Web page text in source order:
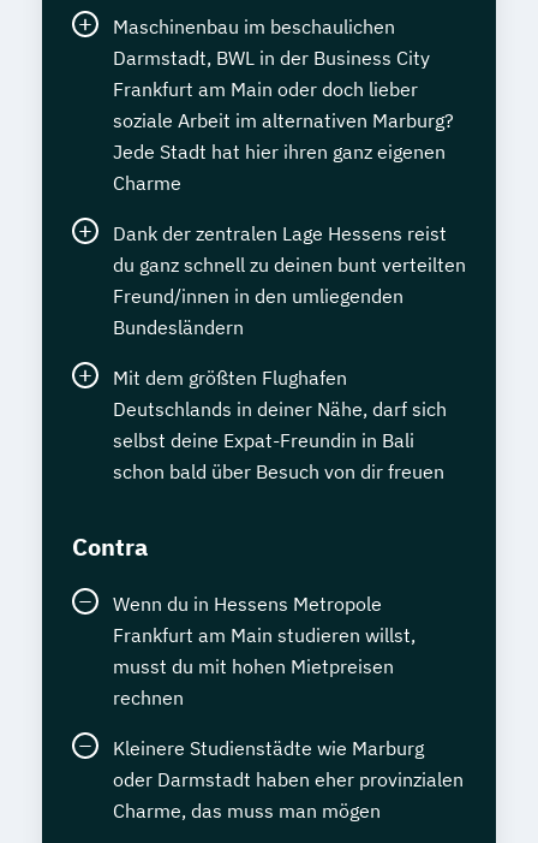
Maschinenbau im beschaulichen
Darmstadt, BWL in der Business City
Frankfurt am Main oder doch lieber
soziale Arbeit im alternativen Marburg?
Jede Stadt hat hier ihren ganz eigenen
Charme
Dank der zentralen Lage Hessens reist
du ganz schnell zu deinen bunt verteilten
Freund/innen in den umliegenden
Bundesländern
Mit dem größten Flughafen
Deutschlands in deiner Nähe, darf sich
selbst deine Expat-Freundin in Bali
schon bald über Besuch von dir freuen
Contra
Wenn du in Hessens Metropole
Frankfurt am Main studieren willst,
musst du mit hohen Mietpreisen
rechnen
Kleinere Studienstädte wie Marburg
oder Darmstadt haben eher provinzialen
Charme, das muss man mögen